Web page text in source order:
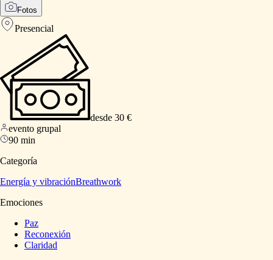
Fotos
Presencial
desde 30 €
evento grupal
90 min
Categoría
Energía y vibraciónBreathwork
Emociones
Paz
Reconexión
Claridad